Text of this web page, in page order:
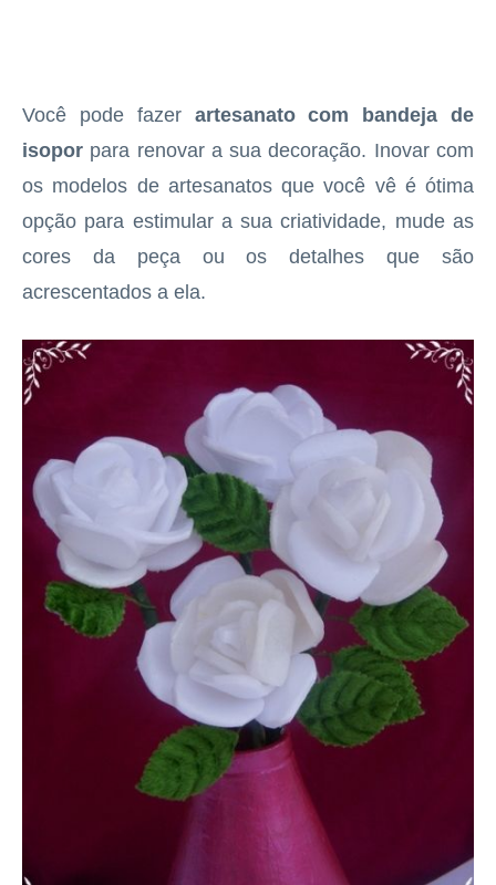
Você pode fazer artesanato com bandeja de
isopor para renovar a sua decoração. Inovar com
os modelos de artesanatos que você vê é ótima
opção para estimular a sua criatividade, mude as
cores da peça ou os detalhes que são
acrescentados a ela.